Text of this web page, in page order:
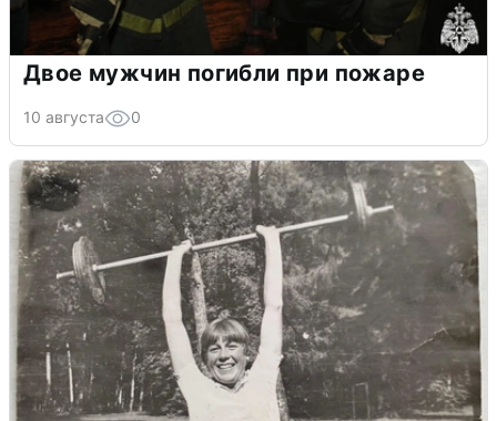
Двое мужчин погибли при пожаре
10 августа 0